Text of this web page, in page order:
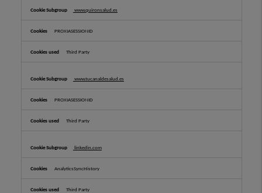
www.quironsalud.es
PROXIASESSIONID
Third Party
www.tucanaldesalud.es
PROXIASESSIONID
Third Party
linkedin.com
AnalyticsSyncHistory
Third Party